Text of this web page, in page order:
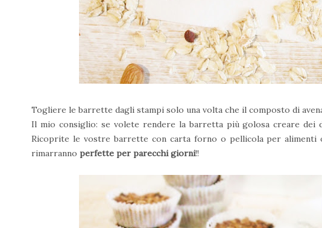
Togliere le barrette dagli stampi solo una volta che il composto di
Il mio consiglio: se volete rendere la barretta più golosa creare dei
Ricoprite le vostre barrette con carta forno o pellicola per alimenti
rimarranno perfette per parecchi giorni!!